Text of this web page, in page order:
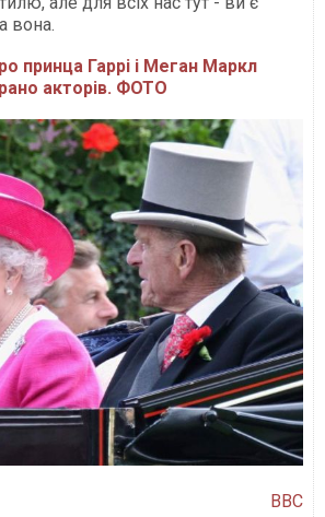
вона.
принца Гаррі і Меган Маркл
акторів. ФОТО
BBC